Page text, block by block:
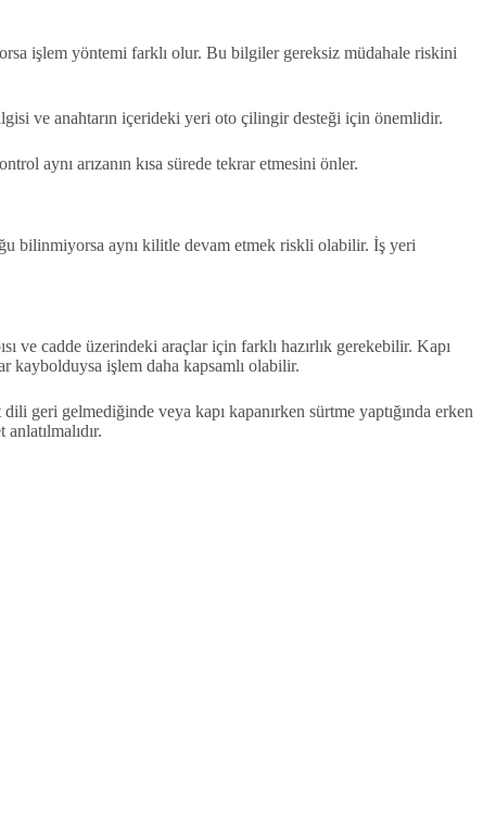
işlem yöntemi farklı olur. Bu bilgiler gereksiz müdahale riskini
ve anahtarın içerideki yeri oto çilingir desteği için önemlidir.
aynı arızanın kısa sürede tekrar etmesini önler.
bilinmiyorsa aynı kilitle devam etmek riskli olabilir. İş yeri
ve cadde üzerindeki araçlar için farklı hazırlık gerekebilir. Kapı
kaybolduysa işlem daha kapsamlı olabilir.
geri gelmediğinde veya kapı kapanırken sürtme yaptığında erken